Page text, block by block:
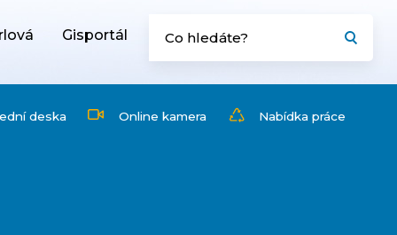
Gisportál
deska Online kamera Nabídka práce